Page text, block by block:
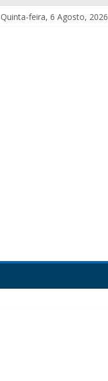
Quinta-feira, 6 Agosto, 2026